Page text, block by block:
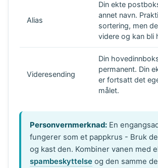
Alias
Din ekte
annet navn.
sortering, men
videre og kan bli
Videresending
Din
permanent. Din
er fortsatt det
målet.
Personvernmerknad: En
fungerer som et pappkrus - Bruk
og kast den. Kombiner vanen med
spambeskyttelse og den samme